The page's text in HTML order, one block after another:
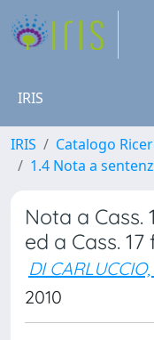
IRIS
IRIS Catalogo
1.4 Nota a
Nota a Cass.
ed a Cass.
DI
2010